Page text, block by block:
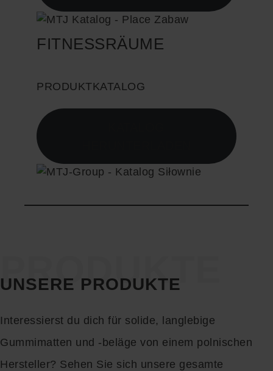
FITNESSRÄUME
PRODUKTKATALOG
PRODUKTE
UNSERE PRODUKTE
Interessierst du dich für solide, langlebige
Gummimatten und -beläge von einem polnischen
Hersteller? Sehen Sie sich unsere gesamte